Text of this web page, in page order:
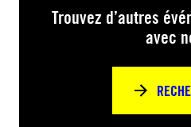
Trouvez d’autres
avec